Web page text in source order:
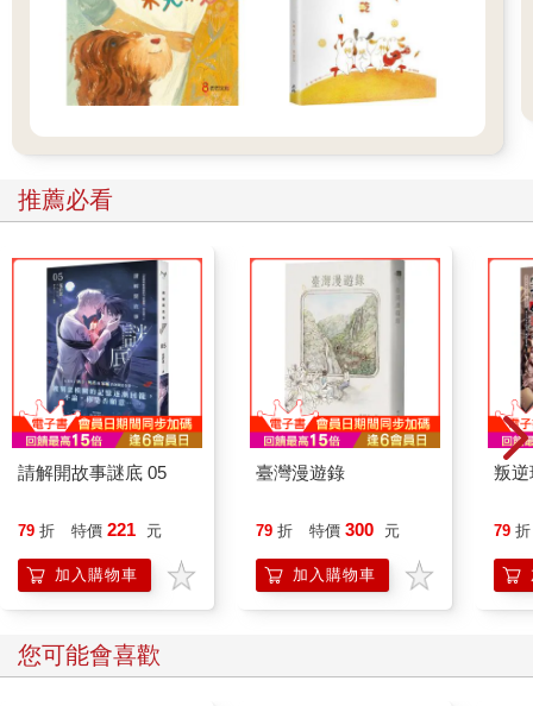
推薦必看
請解開故事謎底 05
79 折 特價 221 元
加入購物車
臺灣漫遊錄
79 折 特價 300 元
加入購物車
叛逆
79 折
您可能會喜歡